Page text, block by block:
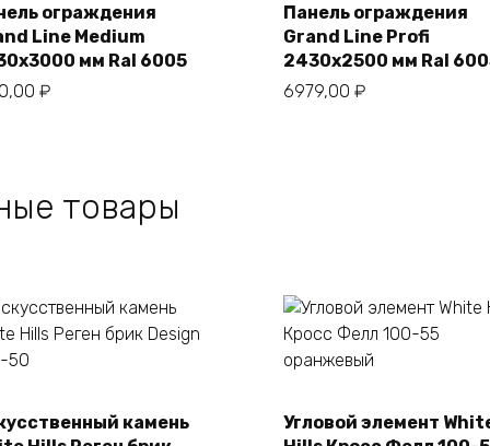
В корзину
ограждения
Line Medium
мм Ral 6005
₽
В корзину
Панель ограждения
Grand Line Profi
2430х2500 мм Ral
6979,00 ₽
товары
В корзину
камень
В корзину
Угловой элемент